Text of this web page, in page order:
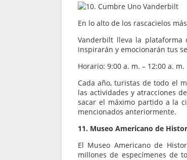
En lo alto de los rascacielos
Vanderbilt lleva la plataforma
inspirarán y emocionarán tus
Horario: 9:00 a. m. – 12:00 a. m.
Cada año, turistas de todo el
las actividades y atracciones
sacar el máximo partido a la
mencionados anteriormente.
11. Museo Americano de
El Museo Americano de
millones de especímenes de